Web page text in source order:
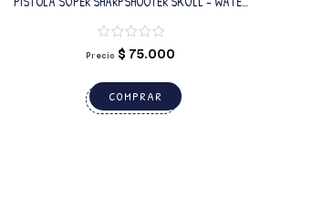
BOMB
Precio $ 75.000
COMPRAR